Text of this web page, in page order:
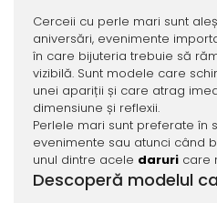
Cerceii cu perle mari sunt
aniversări, evenimente
în care bijuteria trebuie să
vizibilă. Sunt modele care
unei apariții și care atrag
dimensiune și reflexii.
Perlele mari sunt preferate în
evenimente sau atunci când
unul dintre acele daruricare
Descoperă modelul